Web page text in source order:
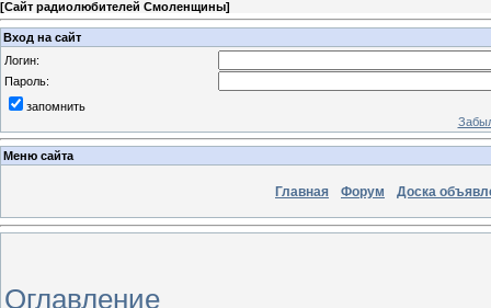
[Сайт радиолюбителей Смоленщины]
Вход на сайт
Логин:
Пароль:
запомнить
Меню сайта
Главная Форум Доска
Оглавление